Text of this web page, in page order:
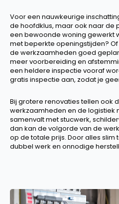
Voor een nauwkeurige
de hoofdklus, maar ook naar de
een bewoonde woning gewerkt
met beperkte openingstijden?
de werkzaamheden goed
meer voorbereiding en
een heldere inspectie vooraf
gratis inspectie aan, zodat je
Bij grotere renovaties tellen ook
werkzaamheden en de logistiek
samenvalt met stucwerk,
dan kan de volgorde van de
op de totale prijs. Door alles slim
dubbel werk en onnodige